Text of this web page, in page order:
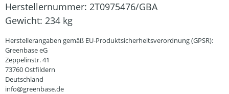
Herstellernummer: 2T0975476/GBA
Gewicht: 234 kg
Herstellerangaben gemäß EU-Produktsicherheitsverordnung (GPSR):
Greenbase eG
Zeppelinstr. 41
73760 Ostfildern
Deutschland
info@greenbase.de